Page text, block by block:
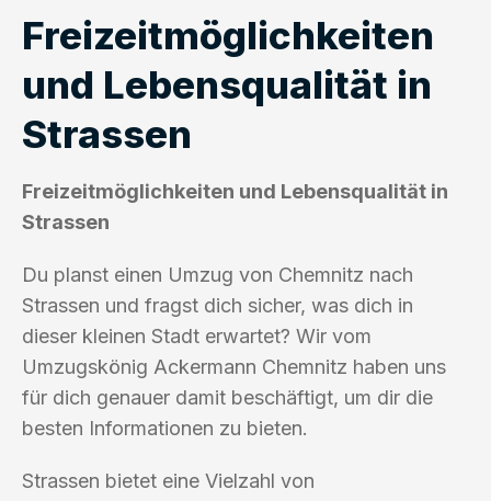
Freizeitmöglichkeiten
und Lebensqualität in
Strassen
Freizeitmöglichkeiten und Lebensqualität in
Strassen
Du planst einen Umzug von Chemnitz nach
Strassen und fragst dich sicher, was dich in
dieser kleinen Stadt erwartet? Wir vom
Umzugskönig Ackermann Chemnitz haben uns
für dich genauer damit beschäftigt, um dir die
besten Informationen zu bieten.
Strassen bietet eine Vielzahl von